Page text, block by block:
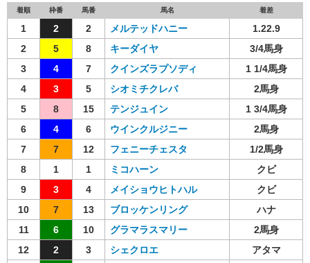
着順 枠番 馬番 馬名 着差
1 2 2 メルテッドハニー
1.22.9
2
5 8 キーダイヤ
3/4馬身
3
4 7 クインズラプソディ
1 1/4馬身
4
3 5 シオミチクレバ
2馬身
5
8 15 テンジュイン
1 3/4馬身
6
4 6 ウインクルジニー
2馬身
7
7 12 フェニーチェスタ
1/2馬身
8
1 1 ミコハーン
クビ
9
3 4 メイショウヒトハル
クビ
10
7 13 ブロッケンリング
ハナ
11
6 10 グラマラスマリー
2馬身
12
2 3 シェクロエ
アタマ